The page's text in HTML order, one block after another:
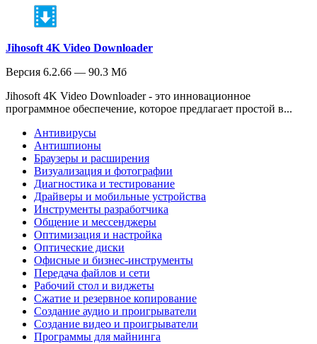
Jihosoft 4K Video Downloader
Версия 6.2.66 — 90.3 Мб
Jihosoft 4K Video Downloader - это инновационное
программное обеспечение, которое предлагает простой в...
Антивирусы
Антишпионы
Браузеры и расширения
Визуализация и фотографии
Диагностика и тестирование
Драйверы и мобильные устройства
Инструменты разработчика
Общение и мессенджеры
Оптимизация и настройка
Оптические диски
Офисные и бизнес-инструменты
Передача файлов и сети
Рабочий стол и виджеты
Сжатие и резервное копирование
Создание аудио и проигрыватели
Создание видео и проигрыватели
Программы для майнинга